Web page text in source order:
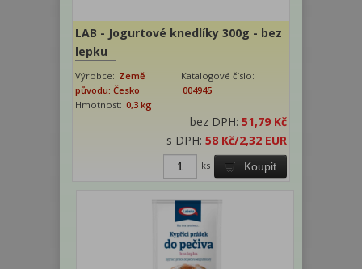
LAB - Jogurtové knedlíky 300g - bez
lepku
Výrobce: Země
původu: Česko
Katalogové číslo:
004945
Hmotnost: 0,3 kg
bez DPH: 51,79 Kč
s DPH: 58 Kč/2,32 EUR
Koupit
ks